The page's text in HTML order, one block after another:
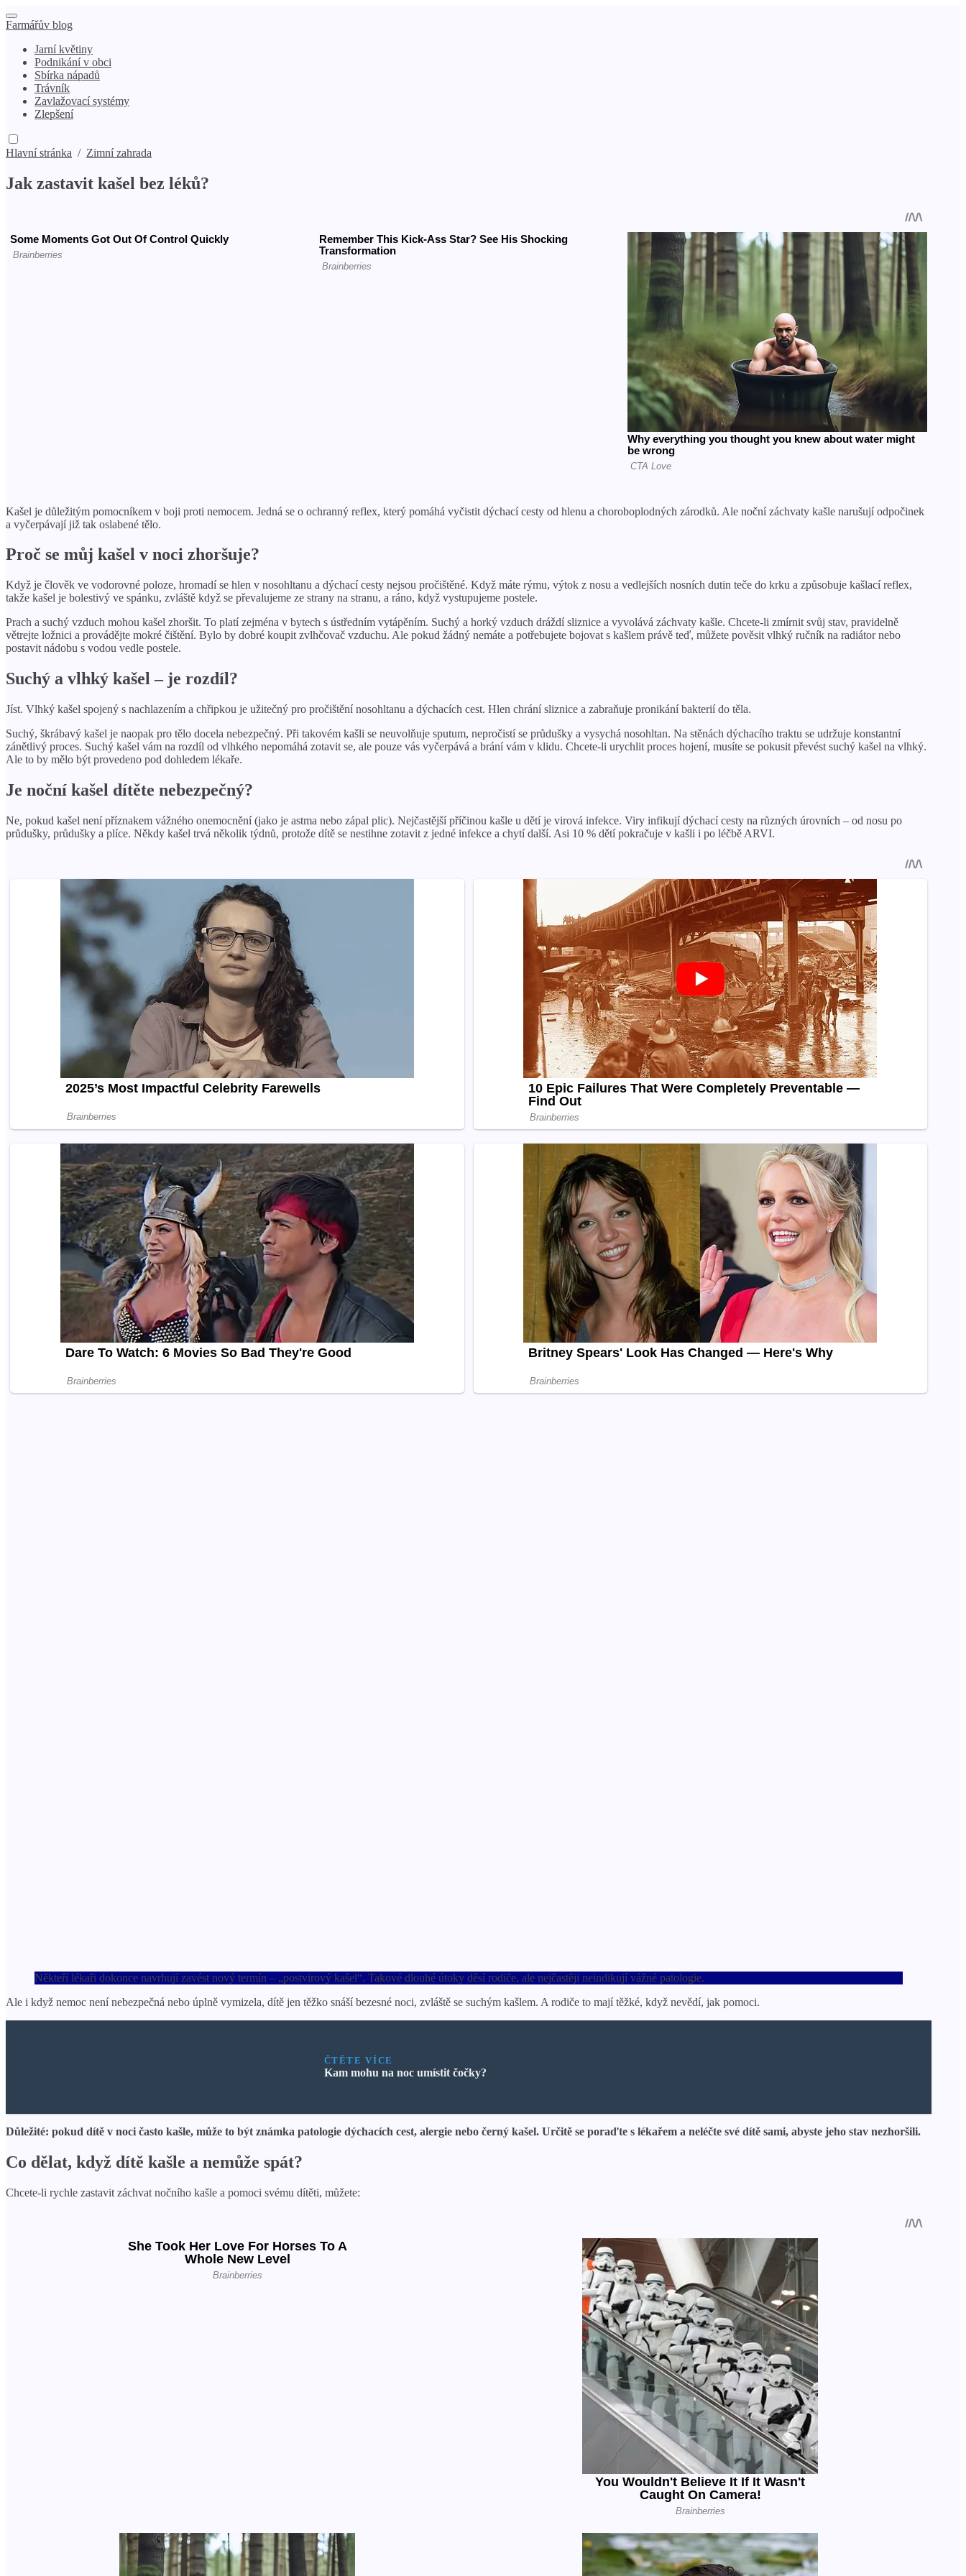
Farmářův blog
Jarní květiny
Podnikání v obci
Sbírka nápadů
Trávník
Zavlažovací systémy
Zlepšení
Hlavní stránka / Zimní zahrada
Jak zastavit kašel bez léků?
Kašel je důležitým pomocníkem v boji proti nemocem. Jedná se o ochranný reflex, který pomáhá vyčistit dýchací cesty od hlenu a choroboplodných zárodků. Ale noční záchvaty kašle narušují odpočinek
a vyčerpávají již tak oslabené tělo.
Proč se můj kašel v noci zhoršuje?
Když je člověk ve vodorovné poloze, hromadí se hlen v nosohltanu a dýchací cesty nejsou pročištěné. Když máte rýmu, výtok z nosu a vedlejších nosních dutin teče do krku a způsobuje kašlací reflex,
takže kašel je bolestivý ve spánku, zvláště když se převalujeme ze strany na stranu, a ráno, když vystupujeme postele.
Prach a suchý vzduch mohou kašel zhoršit. To platí zejména v bytech s ústředním vytápěním. Suchý a horký vzduch dráždí sliznice a vyvolává záchvaty kašle. Chcete-li zmírnit svůj stav, pravidelně
větrejte ložnici a provádějte mokré čištění. Bylo by dobré koupit zvlhčovač vzduchu. Ale pokud žádný nemáte a potřebujete bojovat s kašlem právě teď, můžete pověsit vlhký ručník na radiátor nebo
postavit nádobu s vodou vedle postele.
Suchý a vlhký kašel – je rozdíl?
Jíst. Vlhký kašel spojený s nachlazením a chřipkou je užitečný pro pročištění nosohltanu a dýchacích cest. Hlen chrání sliznice a zabraňuje pronikání bakterií do těla.
Suchý, škrábavý kašel je naopak pro tělo docela nebezpečný. Při takovém kašli se neuvolňuje sputum, nepročistí se průdušky a vysychá nosohltan. Na stěnách dýchacího traktu se udržuje konstantní
zánětlivý proces. Suchý kašel vám na rozdíl od vlhkého nepomáhá zotavit se, ale pouze vás vyčerpává a brání vám v klidu. Chcete-li urychlit proces hojení, musíte se pokusit převést suchý kašel na vlhký.
Ale to by mělo být provedeno pod dohledem lékaře.
Je noční kašel dítěte nebezpečný?
Ne, pokud kašel není příznakem vážného onemocnění (jako je astma nebo zápal plic). Nejčastější příčinou kašle u dětí je virová infekce. Viry infikují dýchací cesty na různých úrovních – od nosu po
průdušky, průdušky a plíce. Někdy kašel trvá několik týdnů, protože dítě se nestihne zotavit z jedné infekce a chytí další. Asi 10 % dětí pokračuje v kašli i po léčbě ARVI.
Někteří lékaři dokonce navrhují zavést nový termín – „postvirový kašel“. Takové dlouhé útoky děsí rodiče, ale nejčastěji neindikují vážné patologie.
Ale i když nemoc není nebezpečná nebo úplně vymizela, dítě jen těžko snáší bezesné noci, zvláště se suchým kašlem. A rodiče to mají těžké, když nevědí, jak pomoci.
ČTĚTE VÍCE
Kam mohu na noc umístit čočky?
Důležité: pokud dítě v noci často kašle, může to být známka patologie dýchacích cest, alergie nebo černý kašel. Určitě se poraďte s lékařem a neléčte své dítě sami, abyste jeho stav nezhoršili.
Co dělat, když dítě kašle a nemůže spát?
Chcete-li rychle zastavit záchvat nočního kašle a pomoci svému dítěti, můžete: